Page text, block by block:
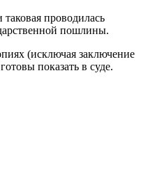
проводилась
пошлины.
(исключая заключение
показать в суде.